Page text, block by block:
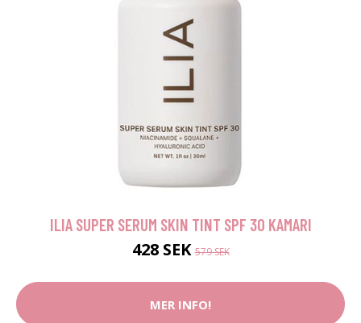
ILIA SUPER SERUM SKIN TINT SPF 30 KAMARI
428 SEK579 SEK
MER INFO!